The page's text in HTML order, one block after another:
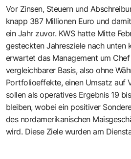
Vor Zinsen, Steuern und
knapp 387 Millionen Euro und
ein Jahr zuvor. KWS hatte Mitte
gesteckten Jahresziele nach unten
erwartet das Management um
vergleichbarer Basis, also ohne
Portfolioeffekte, einen Umsatz auf
sollen als operatives Ergebnis 19
bleiben, wobei ein positiver
des nordamerikanischen
wird. Diese Ziele wurden am